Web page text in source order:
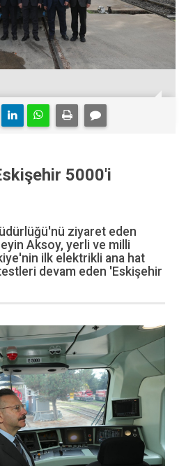
5000'i
ziyaret eden
Aksoy, yerli ve milli
ilk elektrikli ana hat
devam eden 'Eskişehir